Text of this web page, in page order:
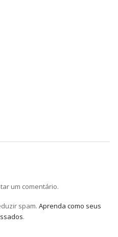
um comentário.
spam. Aprenda como seus
.